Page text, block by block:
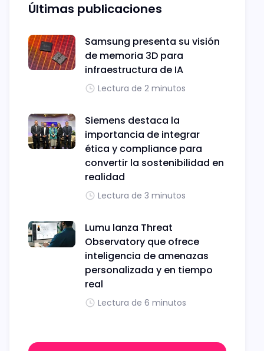
Últimas publicaciones
Samsung presenta su visión
de memoria 3D para
infraestructura de IA
Lectura de 2 minutos
Siemens destaca la
importancia de integrar
ética y compliance para
convertir la sostenibilidad en
realidad
Lectura de 3 minutos
Lumu lanza Threat
Observatory que ofrece
inteligencia de amenazas
personalizada y en tiempo
real
Lectura de 6 minutos